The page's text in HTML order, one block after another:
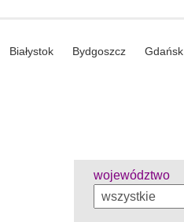
Białystok Bydgoszcz Gdańsk
województwo